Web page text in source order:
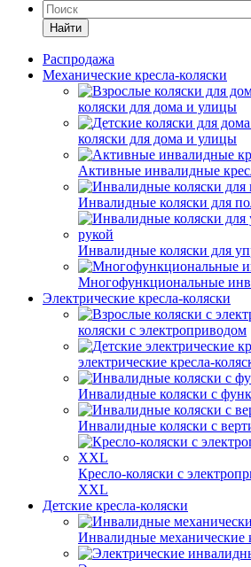
Найти
Распродажа
Механические кресла-коляски
коляски для дома и улицы
коляски для дома и улицы
Активные инвалидные
Инвалидные коляски для
Инвалидные коляски для
Многофункциональные
Электрические кресла-коляски
коляски с электроприводом
электрические кресла-
Инвалидные коляски с
Инвалидные коляски с
Кресло-коляски с
XXL
Детские кресла-коляски
Инвалидные механические